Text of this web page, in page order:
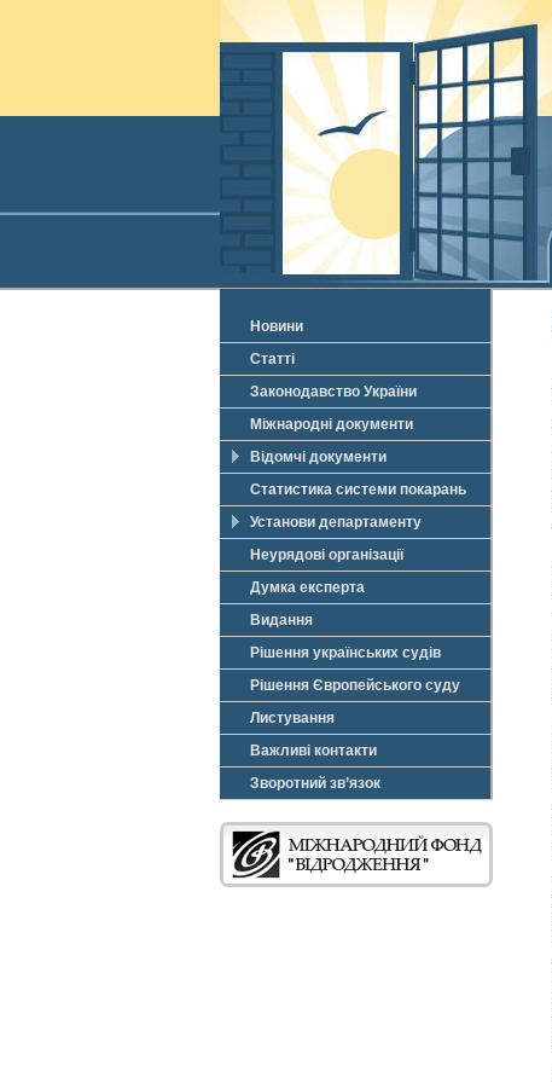
Новини
Статті
Законодавство України
Міжнародні документи
Відомчі документи
Статистика системи покарань
Установи департаменту
Неурядові організації
Думка експерта
Видання
Рішення українських судів
Рішення Європейського суду
Листування
Важливі контакти
Зворотний зв’язок